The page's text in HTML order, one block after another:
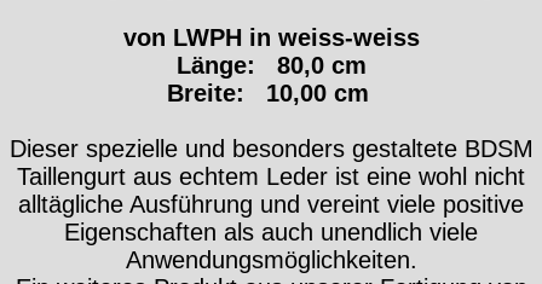
von LWPH in weiss-weiss
Länge: 80,0 cm
Breite: 10,00 cm
Dieser spezielle und besonders gestaltete BDSM
Taillengurt aus echtem Leder ist eine wohl nicht
alltägliche Ausführung und vereint viele positive
Eigenschaften als auch unendlich viele
Anwendungsmöglichkeiten.